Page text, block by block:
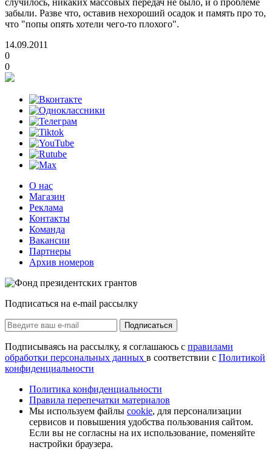
случилось, никаких массовых передач не было, и о проблеме
забыли. Разве что, оставив нехороший осадок и память про то,
что "попы опять хотели чего-то плохого".
14.09.2011
0
0
О нас
Магазин
Реклама
Контакты
Команда
Вакансии
Партнеры
Архив номеров
Подписаться на e-mail рассылку
Подписаться
Подписываясь на рассылку, я соглашаюсь с правилами
обработки персональных данных в соответствии с Политикой
конфиденциальности
Политика конфиденциальности
Правила перепечатки материалов
Мы используем файлы cookie, для персонализации
сервисов и повышения удобства пользования сайтом.
Если вы не согласны на их использование, поменяйте
настройки браузера.